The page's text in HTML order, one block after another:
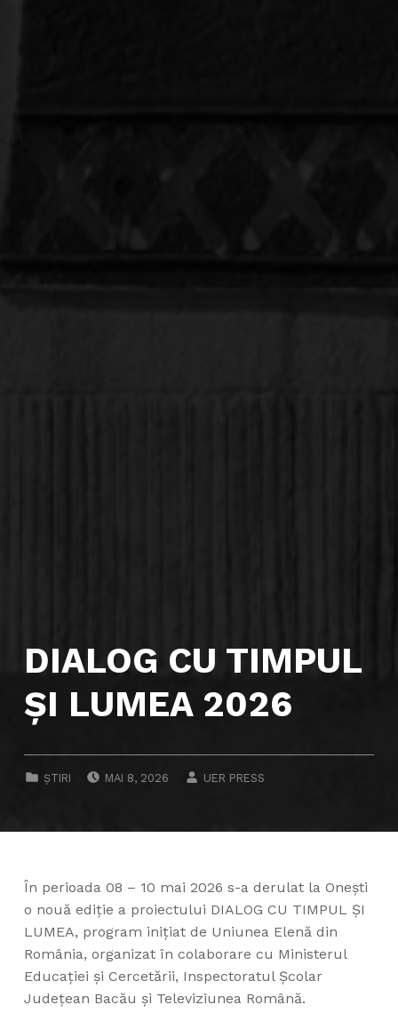
DIALOG CU TIMPUL
ȘI LUMEA 2026
ȘTIRI MAI 8, 2026 UER PRESS
În perioada 08 – 10 mai 2026 s-a derulat la Onești
o nouă ediție a proiectului DIALOG CU TIMPUL ȘI
LUMEA, program inițiat de Uniunea Elenă din
România, organizat în colaborare cu Ministerul
Educației și Cercetării, Inspectoratul Școlar
Județean Bacău și Televiziunea Română.